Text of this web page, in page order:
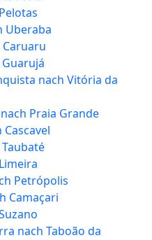
Uberaba
nach Vitória da
Praia Grande
Petrópolis
Camaçari
nach Taboão da